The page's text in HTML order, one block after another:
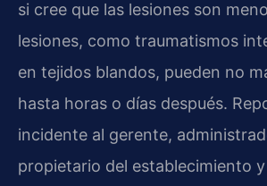
si cree que las lesiones son
lesiones, como traumatismos
en tejidos blandos, pueden no
hasta horas o días después.
incidente al gerente,
propietario del establecimiento